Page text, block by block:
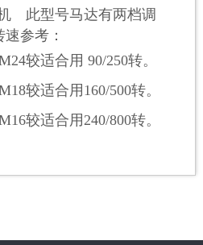
此型号马达有两档调
参考：
较适合用 90/250转。
较适合用 160/500转。
较适合用 240/800转。